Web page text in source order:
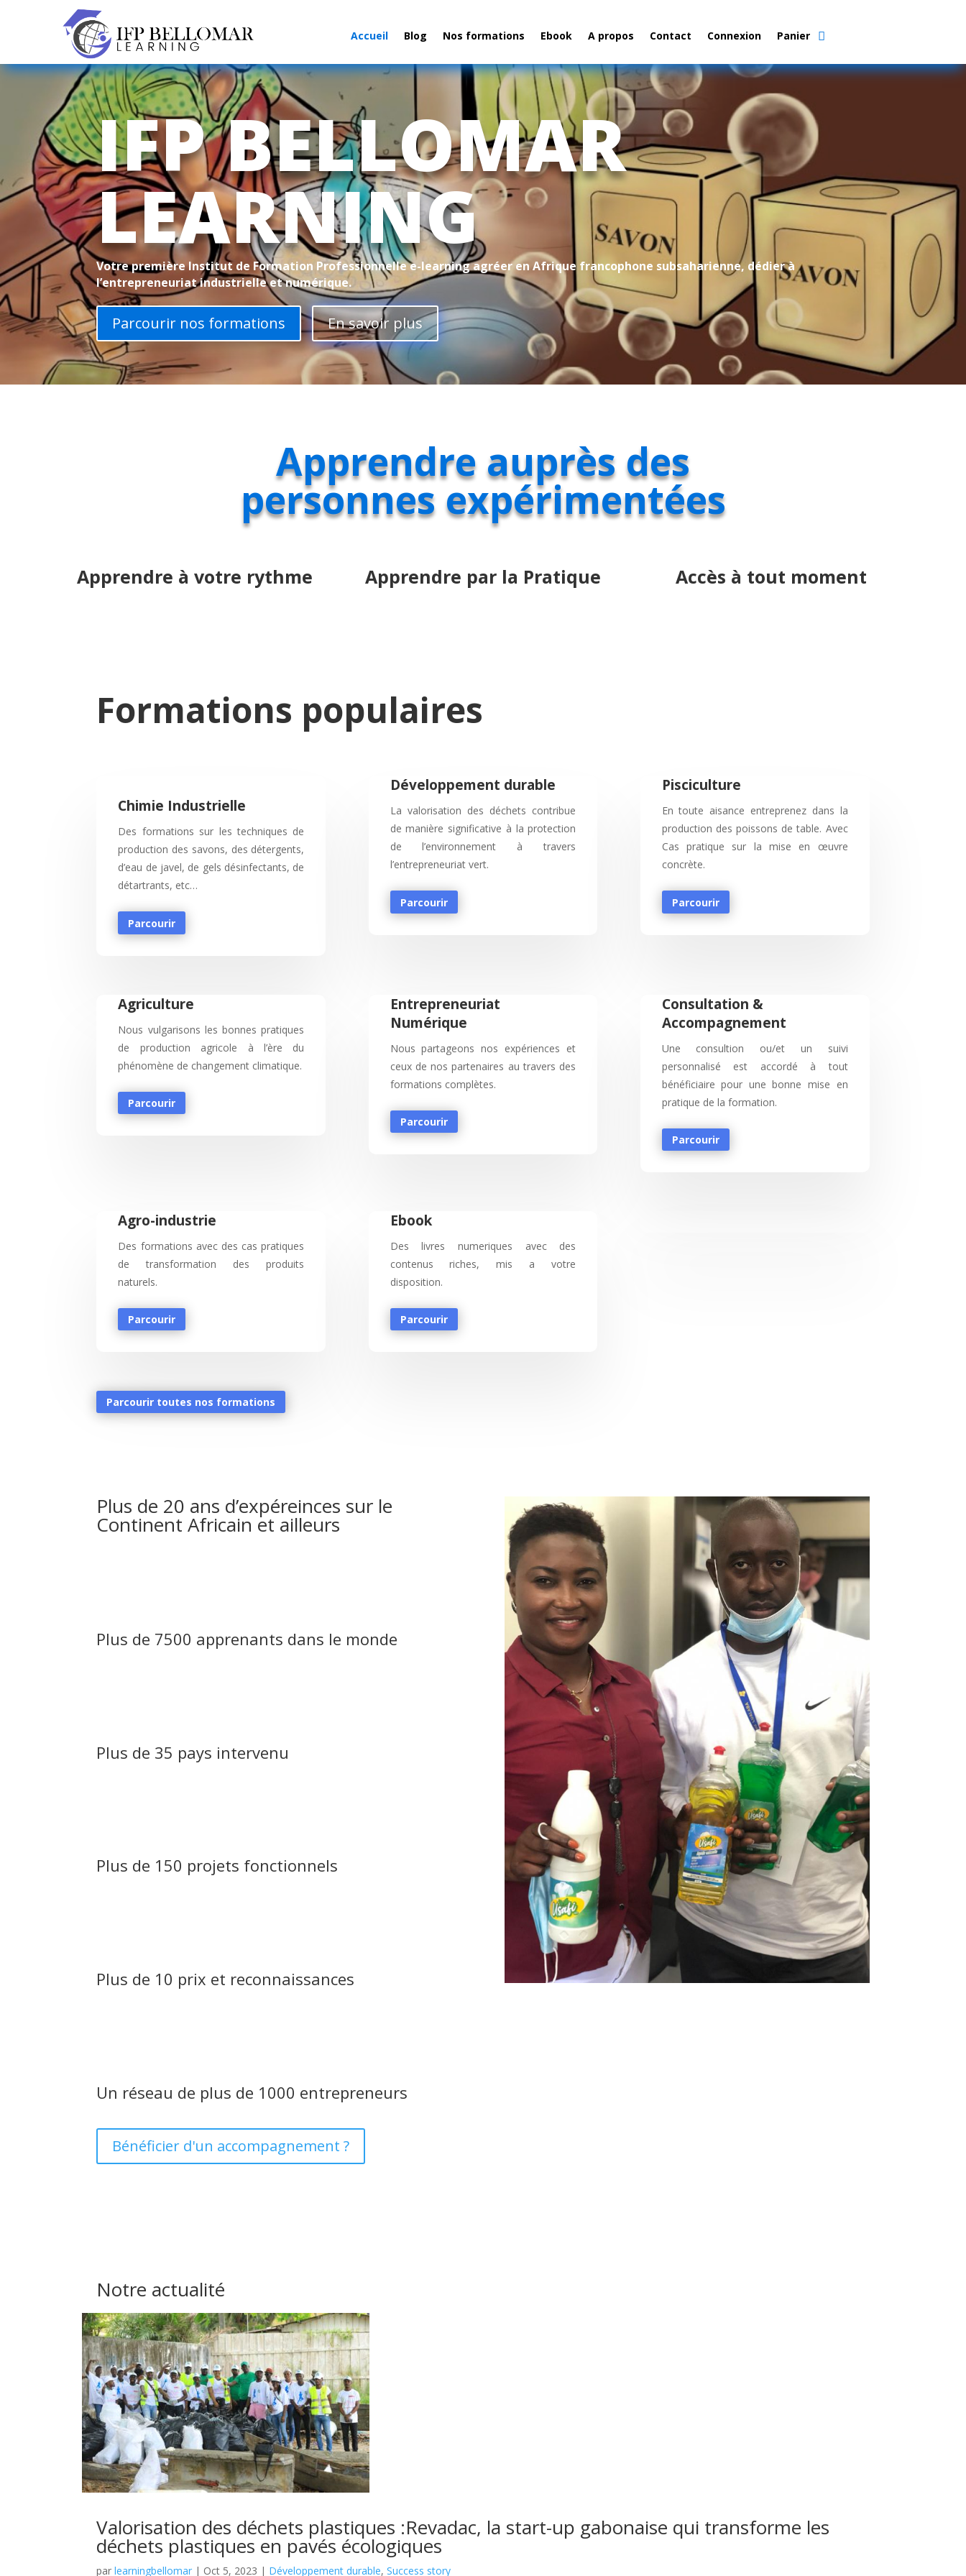
Accueil Blog Nos formations Ebook A propos Contact Connexion Panier
IFP BELLOMAR
LEARNING
Votre première Institut de Formation Professionnelle e-learning agréer en Afrique francophone subsaharienne, dédier à
l’entrepreneuriat industrielle et numérique.
Parcourir nos formations En savoir plus
Apprendre auprès des
personnes expérimentées
Apprendre à votre rythme Apprendre par la Pratique Accès à tout moment
Formations populaires
Chimie Industrielle
Des formations sur les techniques de
production des savons, des détergents,
d’eau de javel, de gels désinfectants, de
détartrants, etc…
Parcourir
Développement durable
La valorisation des déchets contribue
de manière significative à la protection
de l’environnement à travers
l’entrepreneuriat vert.
Parcourir
Pisciculture
En toute aisance entreprenez dans la
production des poissons de table. Avec
Cas pratique sur la mise en œuvre
concrète.
Parcourir
Agriculture
Nous vulgarisons les bonnes pratiques
de production agricole à l’ère du
phénomène de changement climatique.
Parcourir
Entrepreneuriat
Numérique
Nous partageons nos expériences et
ceux de nos partenaires au travers des
formations complètes.
Parcourir
Consultation &
Accompagnement
Une consultion ou/et un suivi
personnalisé est accordé à tout
bénéficiaire pour une bonne mise en
pratique de la formation.
Parcourir
Agro-industrie
Des formations avec des cas pratiques
de transformation des produits
naturels.
Parcourir
Ebook
Des livres numeriques avec des
contenus riches, mis a votre
disposition.
Parcourir
Parcourir toutes nos formations
Plus de 20 ans d’expéreinces sur le
Continent Africain et ailleurs
Plus de 7500 apprenants dans le monde
Plus de 35 pays intervenu
Plus de 150 projets fonctionnels
Plus de 10 prix et reconnaissances
Un réseau de plus de 1000 entrepreneurs
Bénéficier d'un accompagnement ?
Notre actualité
Valorisation des déchets plastiques :Revadac, la start-up gabonaise qui transforme les
déchets plastiques en pavés écologiques
parlearningbellomar | Oct 5, 2023 | Développement durable,Success story